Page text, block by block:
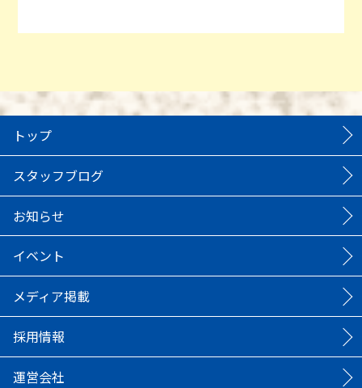
トップ
スタッフブログ
お知らせ
イベント
メディア掲載
採用情報
運営会社